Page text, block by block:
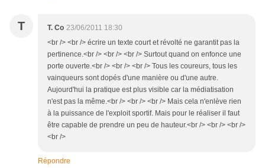
T T. Co 23/06/2011 18:30
<br /> <br /> écrire un texte court et révolté ne garantit pas la
pertinence.<br /> <br /> <br /> Surtout quand on enfonce une
porte ouverte.<br /> <br /> <br /> Tous les coureurs, tous les
vainqueurs sont dopés d'une manière ou d'une autre.
Aujourd'hui la pratique est plus visible car la médiatisation
n'est pas la même.<br /> <br /> <br /> Mais cela n'enlève rien
à la puissance de l'exploit sportif. Mais pour le réaliser il faut
être capable de prendre un peu de hauteur.<br /> <br /> <br />
<br />
Répondre